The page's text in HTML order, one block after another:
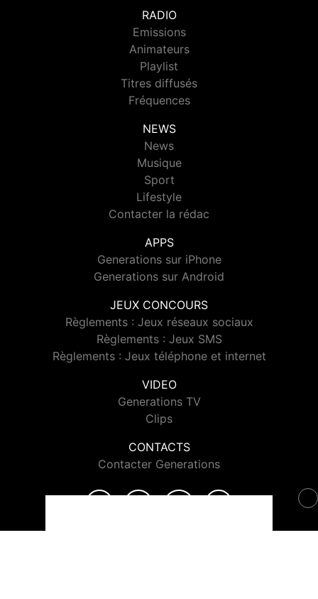
RADIO
Emissions
Animateurs
Playlist
Titres diffusés
Fréquences
NEWS
News
Musique
Sport
Lifestyle
Contacter la rédac
APPS
Generations sur iPhone
Generations sur Android
JEUX CONCOURS
Règlements : Jeux réseaux sociaux
Règlements : Jeux SMS
Règlements : Jeux téléphone et internet
VIDEO
Generations TV
Clips
CONTACTS
Contacter Generations